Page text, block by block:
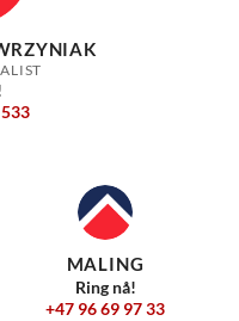
MALING
Ring nå!
+47 96 69 97 33